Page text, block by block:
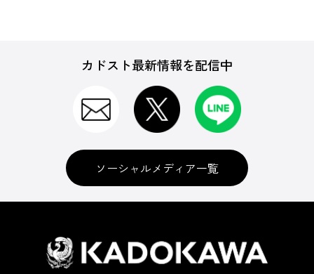
カドスト最新情報を配信中
ソーシャルメディア一覧